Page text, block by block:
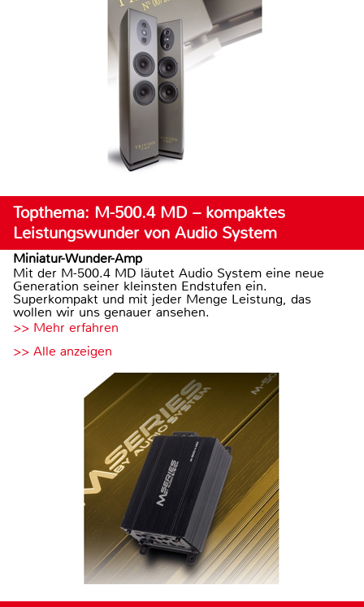
Topthema: M-500.4 MD – kompaktes
Leistungswunder von Audio System
Miniatur-Wunder-Amp
Mit der M-500.4 MD läutet Audio System eine neue
Generation seiner kleinsten Endstufen ein.
Superkompakt und mit jeder Menge Leistung, das
wollen wir uns genauer ansehen.
>> Mehr erfahren
>> Alle anzeigen